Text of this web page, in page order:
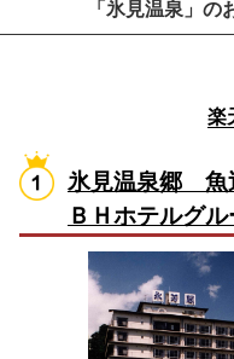
「氷見温泉」
楽
氷見温泉郷 魚
ＢＨホテルグル